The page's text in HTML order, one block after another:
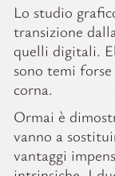
Lo studio
transizione
quelli digitali.
sono temi
corna.
Ormai è
vanno a
vantaggi